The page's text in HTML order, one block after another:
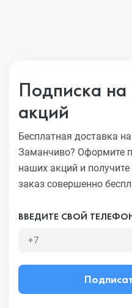
Подписка на
акций
Бесплатная доставка
Заманчиво? Оформите
наших акций и получите
заказ совершенно
ВВЕДИТЕ СВОЙ